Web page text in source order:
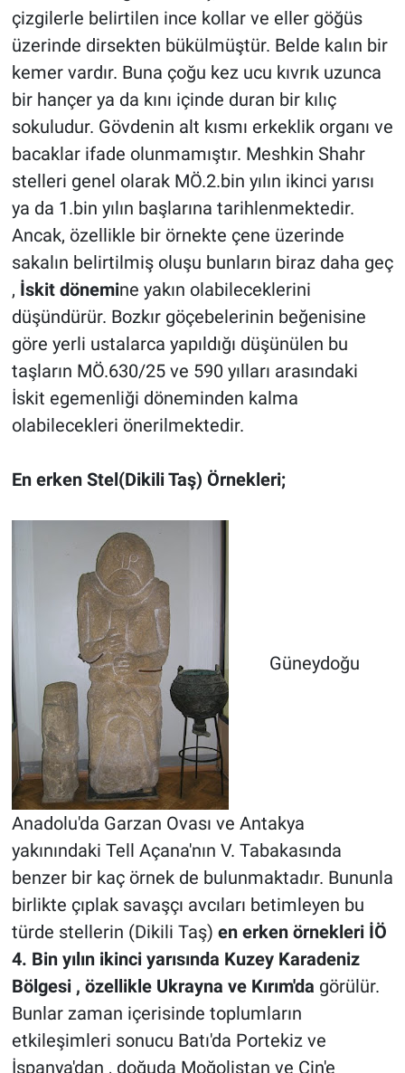
çizgilerle belirtilen ince kollar ve eller göğüs
üzerinde dirsekten bükülmüştür. Belde kalın bir
kemer vardır. Buna çoğu kez ucu kıvrık uzunca
bir hançer ya da kını içinde duran bir kılıç
sokuludur. Gövdenin alt kısmı erkeklik organı ve
bacaklar ifade olunmamıştır. Meshkin Shahr
stelleri genel olarak MÖ.2.bin yılın ikinci yarısı
ya da 1.bin yılın başlarına tarihlenmektedir.
Ancak, özellikle bir örnekte çene üzerinde
sakalın belirtilmiş oluşu bunların biraz daha geç
, İskit dönemine yakın olabileceklerini
düşündürür. Bozkır göçebelerinin beğenisine
göre yerli ustalarca yapıldığı düşünülen bu
taşların MÖ.630/25 ve 590 yılları arasındaki
İskit egemenliği döneminden kalma
olabilecekleri önerilmektedir.
En erken Stel(Dikili Taş) Örnekleri;
Güneydoğu
Anadolu'da Garzan Ovası ve Antakya
yakınındaki Tell Açana'nın V. Tabakasında
benzer bir kaç örnek de bulunmaktadır. Bununla
birlikte çıplak savaşçı avcıları betimleyen bu
türde stellerin (Dikili Taş) en erken örnekleri İÖ
4. Bin yılın ikinci yarısında Kuzey Karadeniz
Bölgesi , özellikle Ukrayna ve Kırım'da görülür.
Bunlar zaman içerisinde toplumların
etkileşimleri sonucu Batı'da Portekiz ve
İspanya'dan , doğuda Moğolistan ve Çin'e